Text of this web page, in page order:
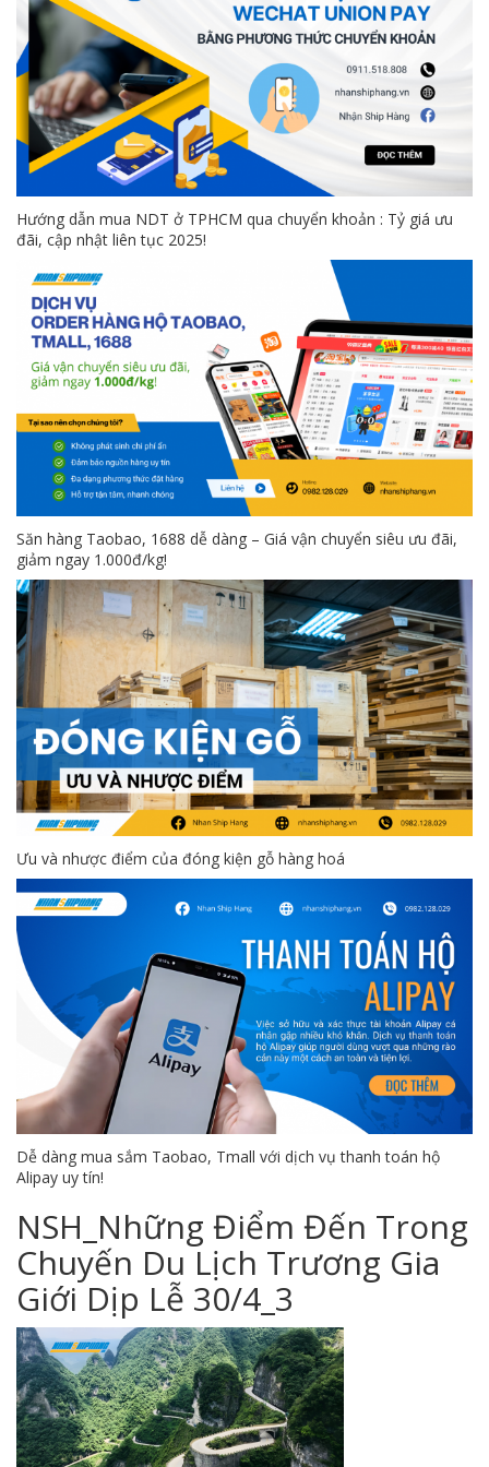
Hướng dẫn mua NDT ở TPHCM qua chuyển khoản : Tỷ giá ưu
đãi, cập nhật liên tục 2025!
Săn hàng Taobao, 1688 dễ dàng – Giá vận chuyển siêu ưu đãi,
giảm ngay 1.000đ/kg!
Ưu và nhược điểm của đóng kiện gỗ hàng hoá
Dễ dàng mua sắm Taobao, Tmall với dịch vụ thanh toán hộ
Alipay uy tín!
NSH_Những Điểm Đến Trong
Chuyến Du Lịch Trương Gia
Giới Dịp Lễ 30/4_3